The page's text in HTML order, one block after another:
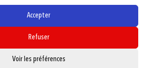
Accepter
Refuser
Voir les préférences